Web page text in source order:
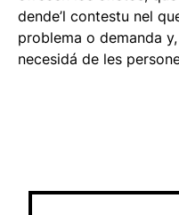
dende’l contestu nel
problema o demanda
necesidá de les